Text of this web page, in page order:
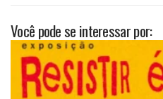
Você pode se interessar por: